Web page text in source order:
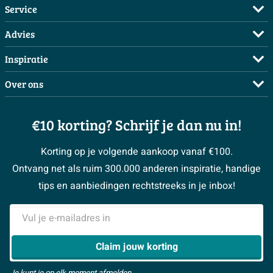
droombadkamer compleet met dit stijlvolle product en
ervaar zelf de kwaliteit.
Service
Veelgestelde vragen
Bestellen
Betalen
Bezorgen / afhalen
Garantie / klachten
Reviewbeleid
> Naar de klantenservice
Advies
Maak een afspraak
Doe de offerte check
3D tekening maken
Klustips
Klusadvies
> Alle adviesmogelijkheden
Inspiratie
Complete badkamers
Complete toiletruimtes
Moodboards
Magazine
#MySawiday
> Naar inspiratie
Over ons
Over Sawiday
Vacatures
Sawiday PRO
BeCommerce
Samenwerken
> Alles over showrooms
€10 korting? Schrijf je dan nu in!
Korting op je volgende aankoop vanaf €100.
Ontvang net als ruim 300.000 anderen inspiratie, handige
tips en aanbiedingen rechtstreeks in je inbox!
E-mailadres
Claim jouw korting